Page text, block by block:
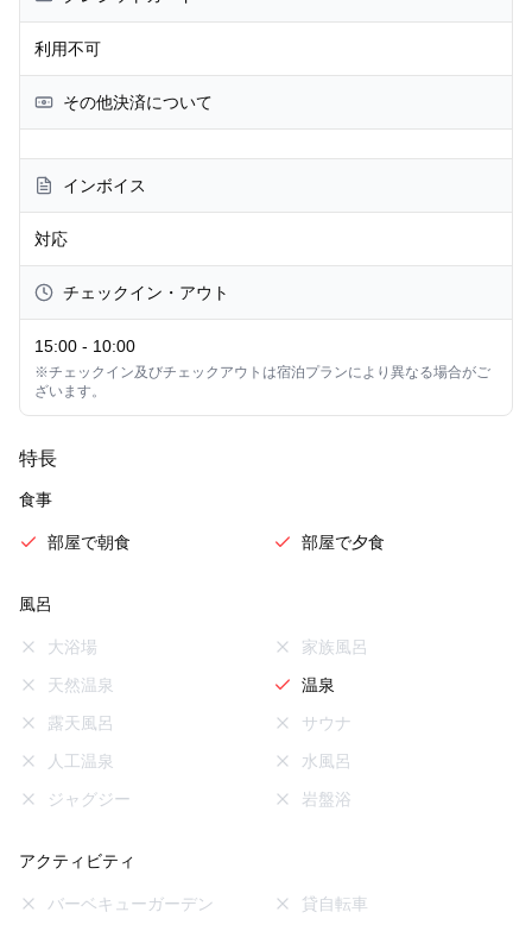
利用不可
その他決済について
インボイス
対応
チェックイン・アウト
15:00 - 10:00
※チェックイン及びチェックアウトは宿泊プランにより異なる場合がご
ざいます。
特長
食事
部屋で朝食 部屋で夕食
風呂
大浴場
家族風呂
天然温泉
温泉
露天風呂
サウナ
人工温泉
水風呂
ジャグジー
岩盤浴
アクティビティ
バーベキューガーデン
貸自転車